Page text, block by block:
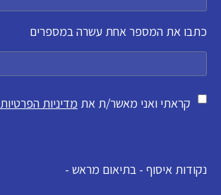
כתבו את המספר אחת עשרה במספרים
קראתי ואני מאשר/ת את מדיניות הפרטיות
נקודות איסוף - בתיאום מראש -